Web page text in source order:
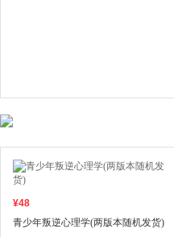
¥48
青少年叛逆心理学(两版本随机发货)